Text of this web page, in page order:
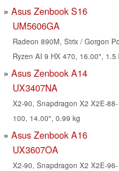
Asus Zenbook S16
UM5606GA
Radeon 890M, Strix / Gorgon
Ryzen AI 9 HX 470, 16.00", 1.5
Asus Zenbook A14
UX3407NA
X2-90, Snapdragon X2 X2E-88-
100, 14.00", 0.99 kg
Asus Zenbook A16
UX3607OA
X2-90, Snapdragon X2 X2E-96-